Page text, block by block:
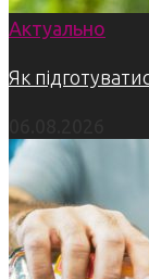
Актуально
Як